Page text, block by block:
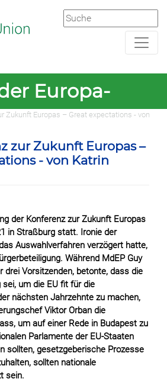
Europa-
Zukunft Europas – Great expectations - von
zur Zukunft Europas –
- von Katrin
der Konferenz zur Zukunft Europas
in Straßburg statt. Ironie der
Auswahlverfahren verzögert hatte,
Während MdEP Guy
drei Vorsitzenden, betonte, dass die
um die EU fit für die
nächsten Jahrzehnte zu machen,
Viktor Orban die
um auf einer Rede in Budapest zu
Parlamente der EU-Staaten
sollten, gesetzgeberische Prozesse
sollten nationale
sein.